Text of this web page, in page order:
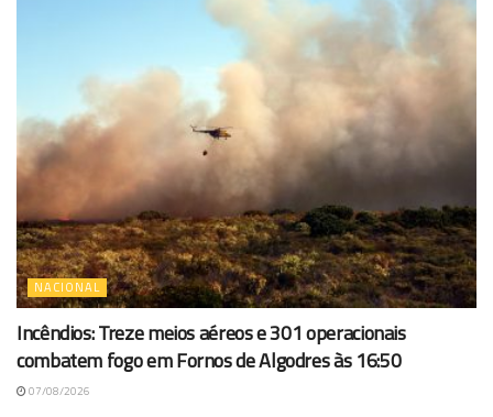
NACIONAL
Incêndios: Treze meios aéreos e 301 operacionais
combatem fogo em Fornos de Algodres às 16:50
07/08/2026